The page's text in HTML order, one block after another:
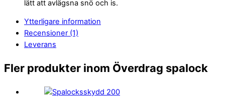
lätt att avlägsna snö och is.
Ytterligare information
Recensioner (1)
Leverans
Fler produkter inom Överdrag spalock